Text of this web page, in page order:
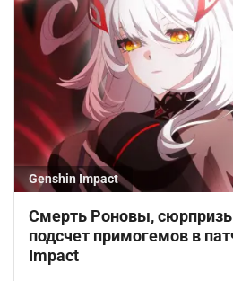
Genshin Impact
Смерть Роновы,
подсчет примогемов в
Impact